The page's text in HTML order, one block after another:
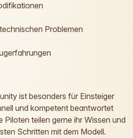
Problemen
ist besonders für Einsteiger
und kompetent beantwortet
Piloten teilen gerne ihr Wissen und
Schritten mit dem Modell.